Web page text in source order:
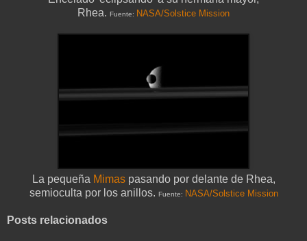
Rhea. Fuente: NASA/Solstice Mission
La pequeña Mimaspasando por delante de Rhea,
semioculta por los anillos. Fuente: NASA/Solstice Mission
Posts relacionados